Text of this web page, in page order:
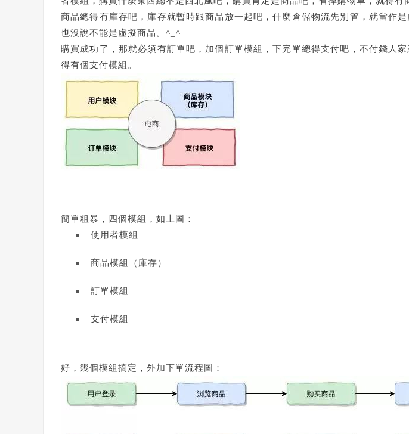
商品總得有庫存吧，庫存就暫時跟商品放一起吧，什麼倉儲物流先別管，就當作
也沒說不能是虛擬商品。^_^
購買成功了，那就必須有訂單吧，加個訂單模組，下完單總得支付吧，不付錢人
得有個支付模組。
簡單粗暴，四個模組，如上圖：
使用者模組
商品模組（庫存）
訂單模組
支付模組
好，幾個模組搞定，外加下單流程圖：